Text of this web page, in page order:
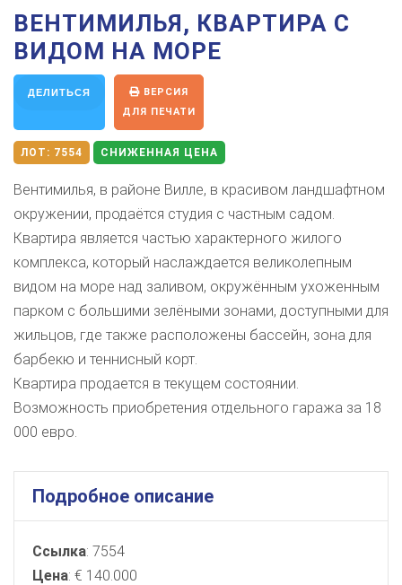
ВЕНТИМИЛЬЯ, КВАРТИРА С
ВИДОМ НА МОРЕ
ДЕЛИТЬСЯ
ВЕРСИЯ
ДЛЯ ПЕЧАТИ
ЛОТ: 7554 СНИЖЕННАЯ ЦЕНА
Вентимилья, в районе Вилле, в красивом ландшафтном
окружении, продаётся студия с частным садом.
Квартира является частью характерного жилого
комплекса, который наслаждается великолепным
видом на море над заливом, окружённым ухоженным
парком с большими зелёными зонами, доступными для
жильцов, где также расположены бассейн, зона для
барбекю и теннисный корт.
Квартира продается в текущем состоянии.
Возможность приобретения отдельного гаража за 18
000 евро.
Подробное описание
Ссылка: 7554
Цена: € 140.000